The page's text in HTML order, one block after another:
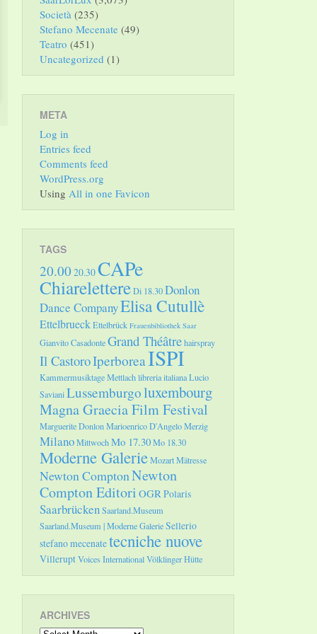
Società (235)
Stefano Mecenate (49)
Teatro (451)
Uncategorized (1)
META
Log in
Entries feed
Comments feed
WordPress.org
Using All in one Favicon
TAGS
20.00 20.30CAPe
ChiarelettereDi 18.30Donlon
Dance CompanyElisa Cutullè
EttelbrueckEttelbrück Frauenbibliothek Saar
Gianvito CasadonteGrand Théâtrehairspray
Il CastoroIperboreaISPI
Kammermusiktage Mettlachlibreria italianaLucio
SavianiLussemburgoluxembourg
Magna Graecia Film Festival
Marguerite DonlonMarioenrico D'AngeloMerzig
MilanoMittwochMo 17.30Mo 18.30
Moderne GalerieMozartMätresse
Newton ComptonNewton
Compton Editori OGRPolaris
SaarbrückenSaarland.Museum
Saarland.Museum | Moderne GalerieSellerio
stefano mecenatetecniche nuove
VilleruptVoices InternationalVölklinger Hütte
ARCHIVES